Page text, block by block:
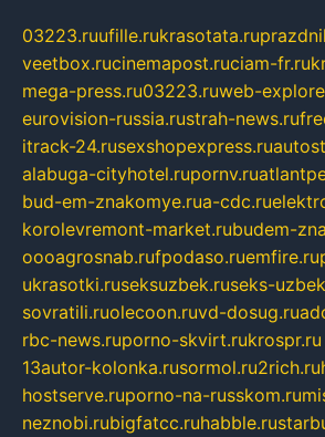
03223.ruufille.rukrasotata.ru
veetbox.rucinemapost.ruciam-fr.ru
mega-press.ru03223.ruweb-
eurovision-russia.rustrah-news.ru
itrack-24.rusexshopexpress.ru
alabuga-cityhotel.rupornv.ru
bud-em-znakomye.rua-cdc.ru
korolevremont-market.rubudem-
oooagrosnab.rufpodaso.ruemfire.ru
ukrasotki.ruseksuzbek.ruseks-
sovratili.ruolecoon.ruvd-dosug.ru
rbc-news.ruporno-skvirt.rukrospr.ru
13autor-kolonka.rusormol.ru2rich.ru
hostserve.ruporno-na-russkom.ru
neznobi.rubigfatcc.ruhabble.ru